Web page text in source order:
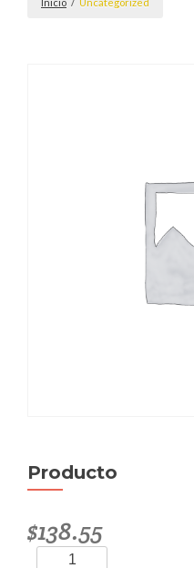
Inicio / Uncategorized
Producto
$138.55
Producto